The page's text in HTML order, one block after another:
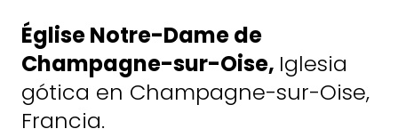
Église Notre-Dame de
Champagne-sur-Oise, Iglesia
gótica en Champagne-sur-Oise,
Francia.